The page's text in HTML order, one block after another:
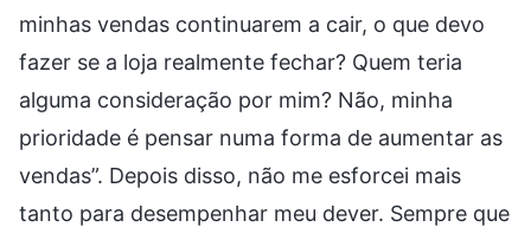
minhas vendas continuarem a cair, o que devo
fazer se a loja realmente fechar? Quem teria
alguma consideração por mim? Não, minha
prioridade é pensar numa forma de aumentar as
vendas”. Depois disso, não me esforcei mais
tanto para desempenhar meu dever. Sempre que